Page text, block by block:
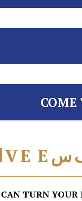
سE
E
V
TURN